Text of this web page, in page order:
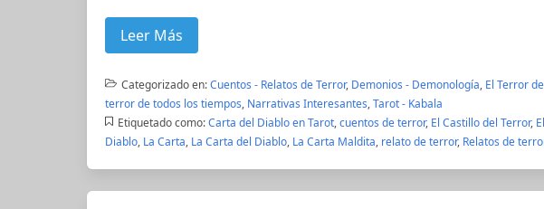
Leer Más
Categorizado en:Cuentos - Relatos de Terror, Demonios - Demonología, El Terror
terror de todos los tiempos, Narrativas Interesantes,Tarot - Kabala
Etiquetado como: Carta del Diablo en Tarot,cuentos de terror, El Castillo del Terror,
Diablo, La Carta, La Carta del Diablo, La Carta Maldita, relato de terror, Relatos de